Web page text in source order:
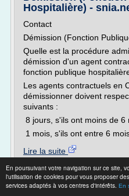
En poursuivant votre navigation sur ce site,
l'utilisation de cookies pour vous proposer
services adaptés à vos centres d'intérêts. En
Hospitalière) -
Contact
Démission (Fonction
Quelle est la procédure
démission d'un agent
fonction publique
Les agents contractuels en
démissionner doivent
suivants :
8 jours, s'ils ont moins de 6
1 mois, s'ils ont entre 6
Lire la suite
Site :http://www.snia.net
Thèmes liés :demission